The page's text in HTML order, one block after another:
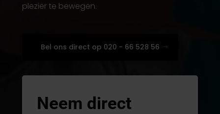
plezier te bewegen.
Bel ons direct op 020 - 66 528 56
Neem direct